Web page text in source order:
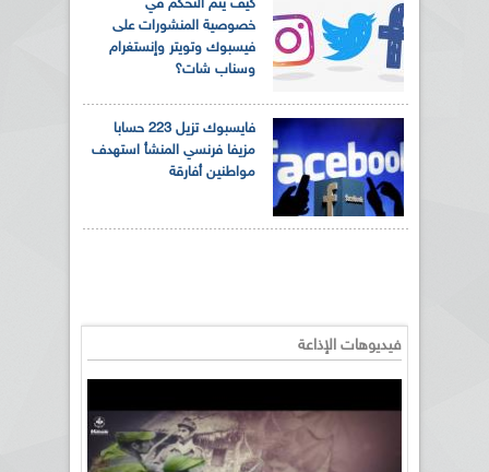
كيف يتم التحكم في
خصوصية المنشورات على
فيسبوك وتويتر وإنستغرام
وسناب شات؟
فايسبوك تزيل 223 حسابا
مزيفا فرنسي المنشأ استهدف
مواطنين أفارقة
فيديوهات الإذاعة